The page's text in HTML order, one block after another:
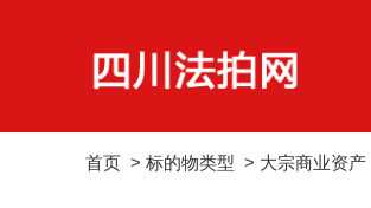
首页 > 标的物类型 > 大宗商业资产